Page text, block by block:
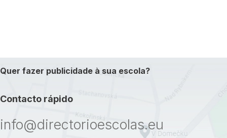
Quer fazer publicidade à sua escola?
Contacto rápido
info@directorioescolas.eu